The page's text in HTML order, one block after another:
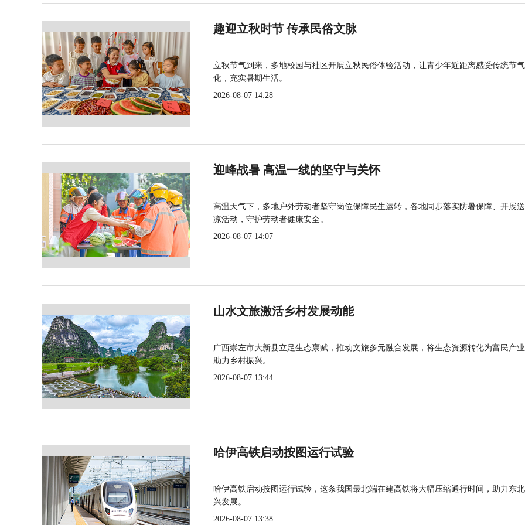
趣迎立秋时节 传承民俗文脉
立秋节气到来，多地校园与社区开展立秋民俗体验活动，让青少年近距离感受传统节
化，充实暑期生活。
2026-08-07 14:28
迎峰战暑 高温一线的坚守与关怀
高温天气下，多地户外劳动者坚守岗位保障民生运转，各地同步落实防暑保障、开展
凉活动，守护劳动者健康安全。
2026-08-07 14:07
山水文旅激活乡村发展动能
广西崇左市大新县立足生态禀赋，推动文旅多元融合发展，将生态资源转化为富民产
助力乡村振兴。
2026-08-07 13:44
哈伊高铁启动按图运行试验
哈伊高铁启动按图运行试验，这条我国最北端在建高铁将大幅压缩通行时间，助力东
兴发展。
2026-08-07 13:38